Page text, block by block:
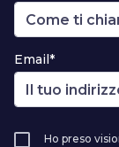
Email*
Ho preso